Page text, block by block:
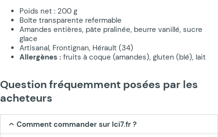
Poids net : 200 g
Boîte transparente refermable
Amandes entières, pâte pralinée, beurre vanillé, sucre
glace
Artisanal, Frontignan, Hérault (34)
Allergènes : fruits à coque (amandes), gluten (blé), lait
Question fréquemment posées par les
acheteurs
Comment commander sur Ici7.fr ?